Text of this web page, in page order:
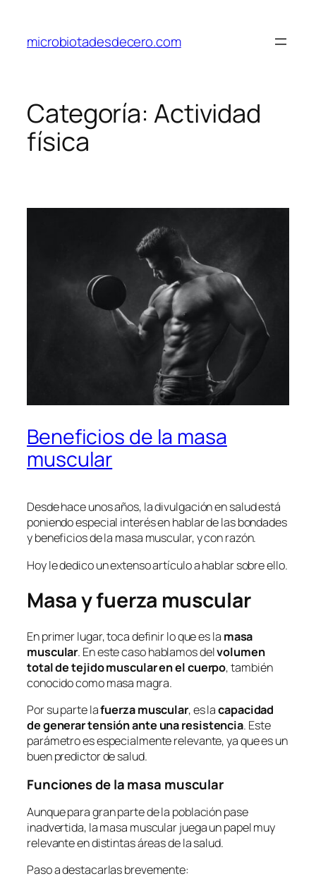
contenido
microbiotadesdecero.com
Categoría: Actividad
física
Beneficios de la masa
muscular
Desde hace unos años, la divulgación en salud está
poniendo especial interés en hablar de las bondades
y beneficios de la masa muscular, y con razón.
Hoy le dedico un extenso artículo a hablar sobre ello.
Masa y fuerza muscular
En primer lugar, toca definir lo que es la masa
muscular. En este caso hablamos delvolumen
total de tejido muscular en el cuerpo, también
conocido como masa magra.
Por su parte lafuerza muscular, es lacapacidad
de generar tensión ante una resistencia. Este
parámetro es especialmente relevante, ya que es un
buen predictor de salud.
Funciones de la masa muscular
Aunque para gran parte de la población pase
inadvertida, la masa muscular juega un papel muy
relevante en distintas áreas de la salud.
Paso a destacarlas brevemente: